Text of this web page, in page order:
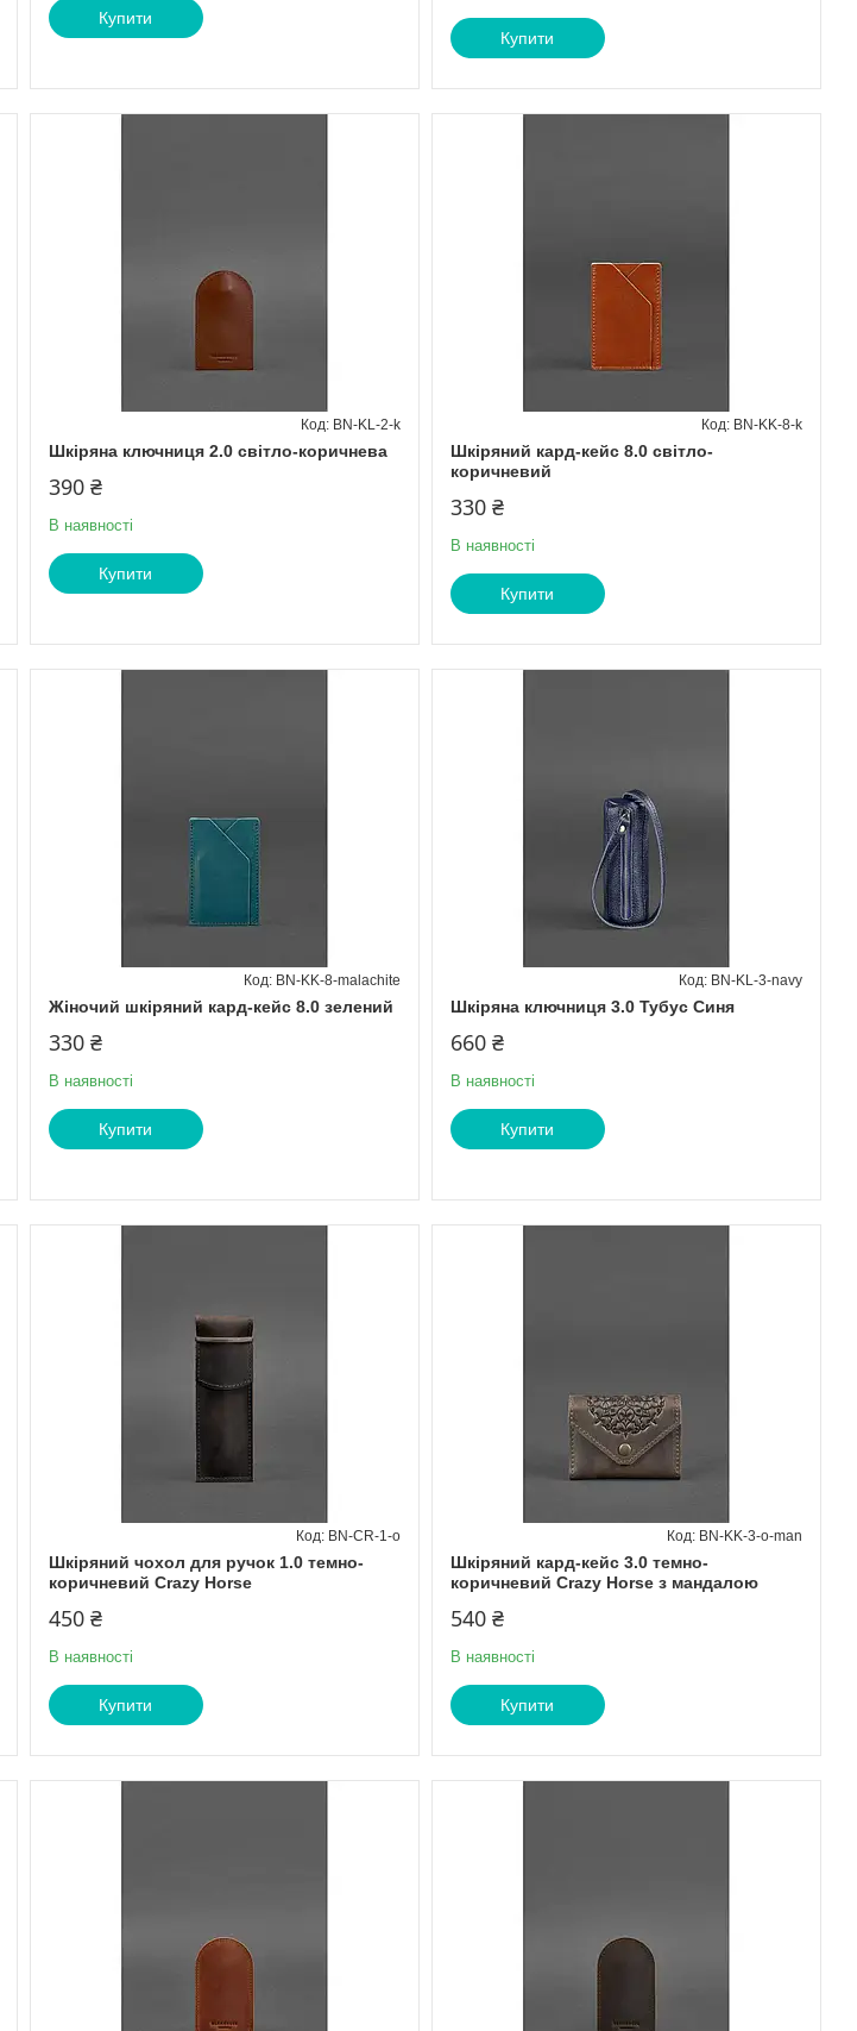
Купити
Купити
Шкіряна ключниця 2.0 світло-коричнева
BN-KL-2-k
390 ₴
В наявності
Купити
Шкіряний кард-кейс 8.0 світло-
коричневий
BN-KK-8-k
330 ₴
В наявності
Купити
Жіночий шкіряний кард-кейс 8.0 зелений
BN-KK-8-malachite
330 ₴
В наявності
Купити
Шкіряна ключниця 3.0 Тубус Синя
BN-KL-3-navy
660 ₴
В наявності
Купити
Шкіряний чохол для ручок 1.0 темно-
коричневий Crazy Horse
BN-CR-1-o
450 ₴
В наявності
Купити
Шкіряний кард-кейс 3.0 темно-
коричневий Crazy Horse з мандалою
BN-KK-3-o-man
540 ₴
В наявності
Купити